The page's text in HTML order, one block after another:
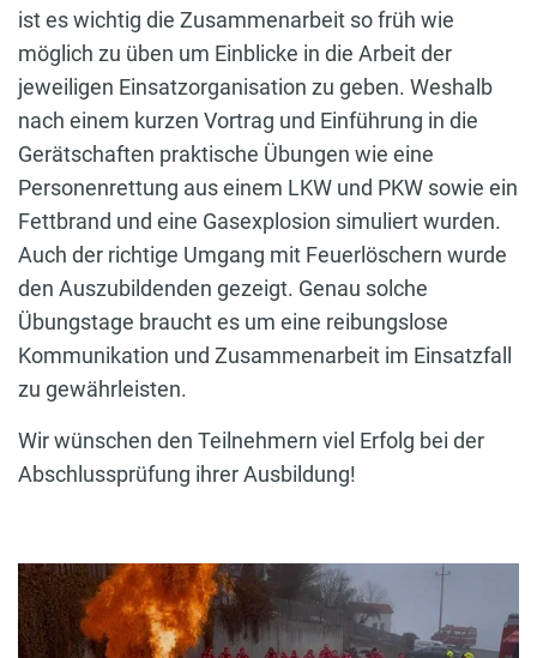
ist es wichtig die Zusammenarbeit so früh wie
möglich zu üben um Einblicke in die Arbeit der
jeweiligen Einsatzorganisation zu geben. Weshalb
nach einem kurzen Vortrag und Einführung in die
Gerätschaften praktische Übungen wie eine
Personenrettung aus einem LKW und PKW sowie ein
Fettbrand und eine Gasexplosion simuliert wurden.
Auch der richtige Umgang mit Feuerlöschern wurde
den Auszubildenden gezeigt. Genau solche
Übungstage braucht es um eine reibungslose
Kommunikation und Zusammenarbeit im Einsatzfall
zu gewährleisten.
Wir wünschen den Teilnehmern viel Erfolg bei der
Abschlussprüfung ihrer Ausbildung!